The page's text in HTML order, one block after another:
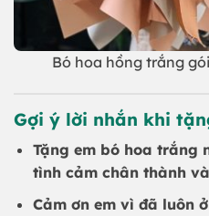
Bó hoa hồng trắng
Gợi ý lời nhắn khi
Tặng em bó hoa trắng
tình cảm chân thành
Cảm ơn em vì đã luôn